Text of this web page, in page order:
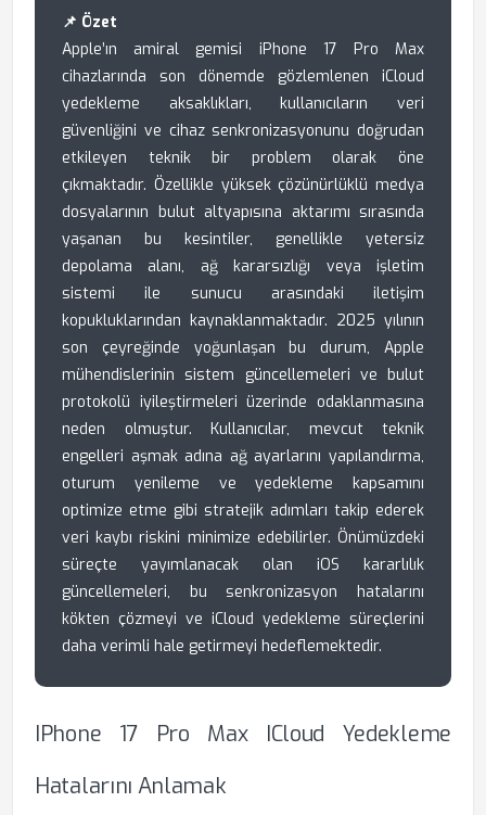
📌 Özet
Apple’ın amiral gemisi iPhone 17 Pro Max
cihazlarında son dönemde gözlemlenen iCloud
yedekleme aksaklıkları, kullanıcıların veri
güvenliğini ve cihaz senkronizasyonunu doğrudan
etkileyen teknik bir problem olarak öne
çıkmaktadır. Özellikle yüksek çözünürlüklü medya
dosyalarının bulut altyapısına aktarımı sırasında
yaşanan bu kesintiler, genellikle yetersiz
depolama alanı, ağ kararsızlığı veya işletim
sistemi ile sunucu arasındaki iletişim
kopukluklarından kaynaklanmaktadır. 2025 yılının
son çeyreğinde yoğunlaşan bu durum, Apple
mühendislerinin sistem güncellemeleri ve bulut
protokolü iyileştirmeleri üzerinde odaklanmasına
neden olmuştur. Kullanıcılar, mevcut teknik
engelleri aşmak adına ağ ayarlarını yapılandırma,
oturum yenileme ve yedekleme kapsamını
optimize etme gibi stratejik adımları takip ederek
veri kaybı riskini minimize edebilirler. Önümüzdeki
süreçte yayımlanacak olan iOS kararlılık
güncellemeleri, bu senkronizasyon hatalarını
kökten çözmeyi ve iCloud yedekleme süreçlerini
daha verimli hale getirmeyi hedeflemektedir.
IPhone 17 Pro Max ICloud Yedekleme
Hatalarını Anlamak